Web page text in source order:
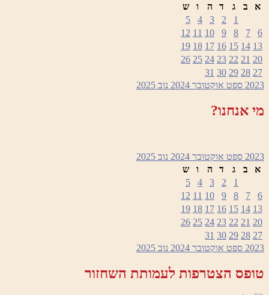
א
ב ג ד ה ו
ש
1
2
3
4
5
6
7
8
9
10
11
12
13
14
15
16
17
18
19
20
21
22
23
24
25
26
27
28
29
30
31
2023 ספט אוקטובר 2024 נוב 2025
מי אנחנו?
2023 ספט אוקטובר 2024 נוב 2025
א
ב ג ד ה ו
ש
1
2
3
4
5
6
7
8
9
10
11
12
13
14
15
16
17
18
19
20
21
22
23
24
25
26
27
28
29
30
31
2023 ספט אוקטובר 2024 נוב 2025
טופס הצטרפות לעמותת השחזור